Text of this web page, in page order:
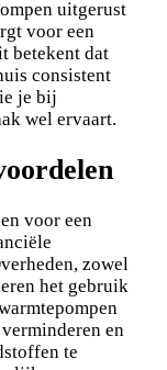
uitgerust
voor een
betekent dat
consistent
je bij
wel ervaart.
voor een
zowel
het gebruik
en
te